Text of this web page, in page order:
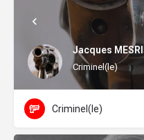
Jacques
Criminel(le)
Criminel(le)